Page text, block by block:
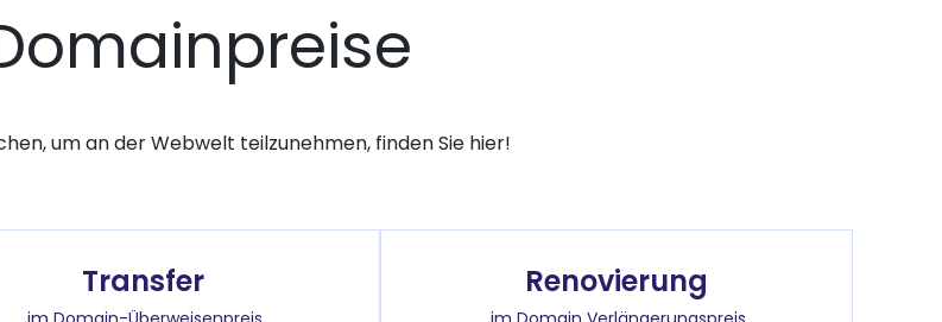
um an der Webwelt teilzunehmen, finden Sie hier!
Transfer Renovierung